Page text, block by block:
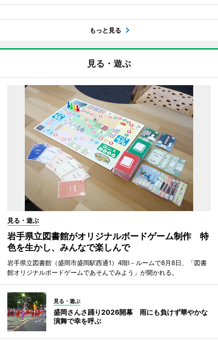
もっと見る
見る・遊ぶ
見る・遊ぶ
岩手県立図書館がオリジナルボードゲーム制作 特
色を生かし、みんなで楽しんで
岩手県立図書館（盛岡市盛岡駅西通1）4階I－ルームで8月8日、「図書
館オリジナルボードゲームであそんでみよう」が開かれる。
見る・遊ぶ
盛岡さんさ踊り2026開幕 雨にも負けず華やかな
演舞で幸を呼ぶ